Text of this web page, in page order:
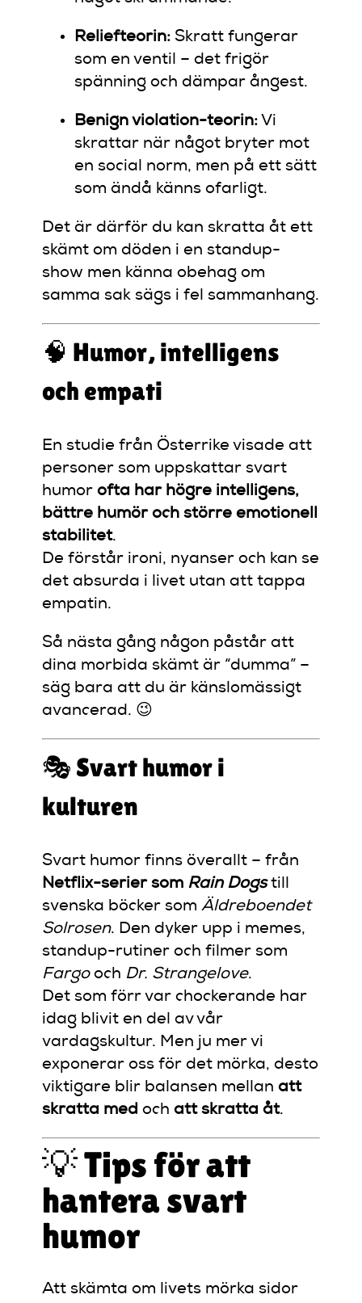
Reliefteorin: Skratt fungerar
som en ventil – det frigör
spänning och dämpar ångest.
Benign violation-teorin: Vi
skrattar när något bryter mot
en social norm, men på ett sätt
som ändå känns ofarligt.
Det är därför du kan skratta åt ett
skämt om döden i en standup-
show men känna obehag om
samma sak sägs i fel sammanhang.
🧠 Humor, intelligens
och empati
En studie från Österrike visade att
personer som uppskattar svart
humorofta har högre intelligens,
bättre humör och större emotionell
stabilitet.
De förstår ironi, nyanser och kan se
det absurda i livet utan att tappa
empatin.
Så nästa gång någon påstår att
dina morbida skämt är “dumma” –
säg bara att du är känslomässigt
avancerad. 😉
🎭 Svart humor i
kulturen
Svart humor finns överallt – från
Netflix-serier som Rain Dogstill
svenska böcker somÄldreboendet
Solrosen. Den dyker upp i memes,
standup-rutiner och filmer som
Fargooch Dr. Strangelove.
Det som förr var chockerande har
idag blivit en del av vår
vardagskultur. Men ju mer vi
exponerar oss för det mörka, desto
viktigare blir balansen mellanatt
skratta med ochatt skratta åt.
💡 Tips för att
hantera svart
humor
Att skämta om livets mörka sidor